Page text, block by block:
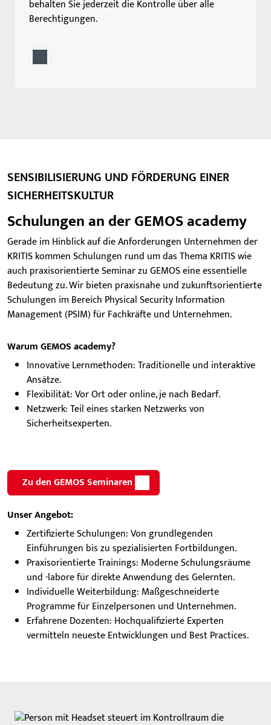
behalten Sie jederzeit die Kontrolle über alle
Berechtigungen.
SENSIBILISIERUNG UND FÖRDERUNG EINER
SICHERHEITSKULTUR
Schulungen an der GEMOS academy
Gerade im Hinblick auf die Anforderungen Unternehmen der
KRITIS kommen Schulungen rund um das Thema KRITIS wie
auch praxisorientierte Seminar zu GEMOS eine essentielle
Bedeutung zu. Wir bieten praxisnahe und zukunftsorientierte
Schulungen im Bereich Physical Security Information
Management (PSIM) für Fachkräfte und Unternehmen.
Warum GEMOS academy?
Innovative Lernmethoden: Traditionelle und interaktive
Ansätze.
Flexibilität: Vor Ort oder online, je nach Bedarf.
Netzwerk: Teil eines starken Netzwerks von
Sicherheitsexperten.
Zu den GEMOS Seminaren
Unser Angebot:
Zertifizierte Schulungen: Von grundlegenden
Einführungen bis zu spezialisierten Fortbildungen.
Praxisorientierte Trainings: Moderne Schulungsräume
und -labore für direkte Anwendung des Gelernten.
Individuelle Weiterbildung: Maßgeschneiderte
Programme für Einzelpersonen und Unternehmen.
Erfahrene Dozenten: Hochqualifizierte Experten
vermitteln neueste Entwicklungen und Best Practices.